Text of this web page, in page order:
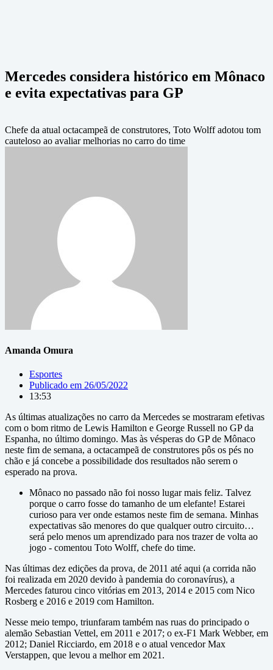
Mercedes considera histórico em Mônaco
e evita expectativas para GP
Chefe da atual octacampeã de construtores, Toto Wolff adotou tom
cauteloso ao avaliar melhorias no carro do time
Amanda Omura
Esportes
Publicado em 26/05/2022
13:53
As últimas atualizações no carro da Mercedes se mostraram efetivas
com o bom ritmo de Lewis Hamilton e George Russell no GP da
Espanha, no último domingo. Mas às vésperas do GP de Mônaco
neste fim de semana, a octacampeã de construtores pôs os pés no
chão e já concebe a possibilidade dos resultados não serem o
esperado na prova.
Mônaco no passado não foi nosso lugar mais feliz. Talvez
porque o carro fosse do tamanho de um elefante! Estarei
curioso para ver onde estamos neste fim de semana. Minhas
expectativas são menores do que qualquer outro circuito…
será pelo menos um aprendizado para nos trazer de volta ao
jogo - comentou Toto Wolff, chefe do time.
Nas últimas dez edições da prova, de 2011 até aqui (a corrida não
foi realizada em 2020 devido à pandemia do coronavírus), a
Mercedes faturou cinco vitórias em 2013, 2014 e 2015 com Nico
Rosberg e 2016 e 2019 com Hamilton.
Nesse meio tempo, triunfaram também nas ruas do principado o
alemão Sebastian Vettel, em 2011 e 2017; o ex-F1 Mark Webber, em
2012; Daniel Ricciardo, em 2018 e o atual vencedor Max
Verstappen, que levou a melhor em 2021.